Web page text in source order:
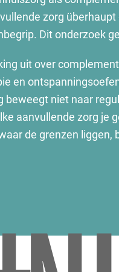
zorg
Dit onderzoek
uit over
en
niet naar
aanvullende zorg je
de grenzen liggen,